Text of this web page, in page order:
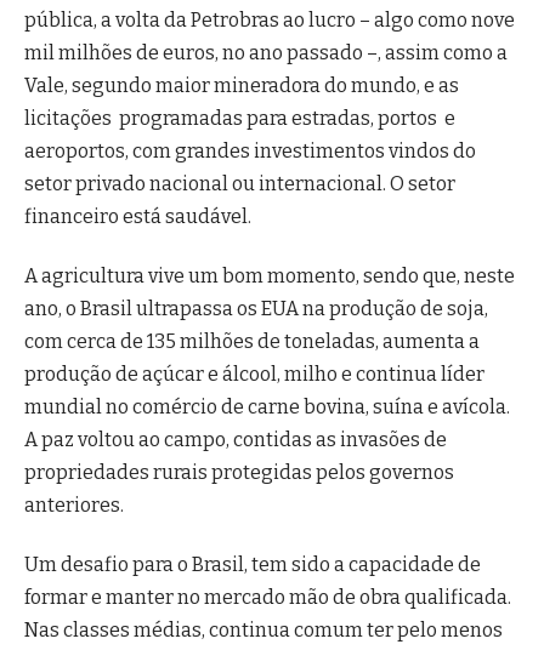
pública, a volta da Petrobras ao lucro – algo como nove
mil milhões de euros, no ano passado –, assim como a
Vale, segundo maior mineradora do mundo, e as
licitações programadas para estradas, portos e
aeroportos, com grandes investimentos vindos do
setor privado nacional ou internacional. O setor
financeiro está saudável.
A agricultura vive um bom momento, sendo que, neste
ano, o Brasil ultrapassa os EUA na produção de soja,
com cerca de 135 milhões de toneladas, aumenta a
produção de açúcar e álcool, milho e continua líder
mundial no comércio de carne bovina, suína e avícola.
A paz voltou ao campo, contidas as invasões de
propriedades rurais protegidas pelos governos
anteriores.
Um desafio para o Brasil, tem sido a capacidade de
formar e manter no mercado mão de obra qualificada.
Nas classes médias, continua comum ter pelo menos